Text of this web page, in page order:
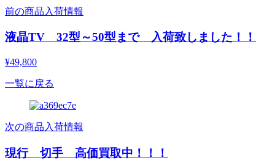
前の商品入荷情報
液晶TV 32型～50型まで 入荷致しました！！
¥49,800
一覧に戻る
次の商品入荷情報
現行 切手 高価買取中！！！